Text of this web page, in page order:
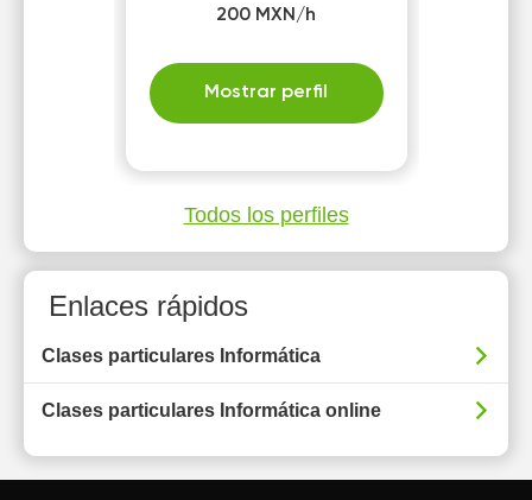
200 MXN/h
Mostrar perfil
Todos los perfiles
Enlaces rápidos
Clases particulares Informática
Clases particulares Informática online